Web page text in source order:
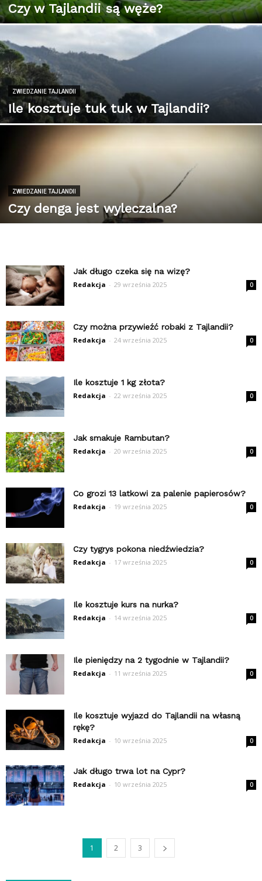
Czy w Tajlandii są węże?
ZWIEDZANIE TAJLANDII
Ile kosztuje tuk tuk w Tajlandii?
ZWIEDZANIE TAJLANDII
Czy denga jest wyleczalna?
Jak długo czeka się na wizę?
Redakcja - 29 września 2025 0
Czy można przywieźć robaki z Tajlandii?
Redakcja - 24 września 2025 0
Ile kosztuje 1 kg złota?
Redakcja - 22 września 2025 0
Jak smakuje Rambutan?
Redakcja - 20 września 2025 0
Co grozi 13 latkowi za palenie papierosów?
Redakcja - 19 września 2025 0
Czy tygrys pokona niedźwiedzia?
Redakcja - 17 września 2025 0
Ile kosztuje kurs na nurka?
Redakcja - 14 września 2025 0
Ile pieniędzy na 2 tygodnie w Tajlandii?
Redakcja - 11 września 2025 0
Ile kosztuje wyjazd do Tajlandii na własną
rękę?
Redakcja - 10 września 2025 0
Jak długo trwa lot na Cypr?
Redakcja - 10 września 2025 0
1 2 3